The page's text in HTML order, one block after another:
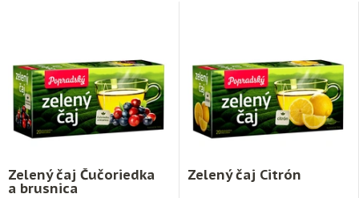
Zelený čaj Čučoriedka
a brusnica
Zelený čaj Citrón